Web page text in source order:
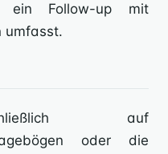
ein Follow-up mit
umfasst.
auf
oder die